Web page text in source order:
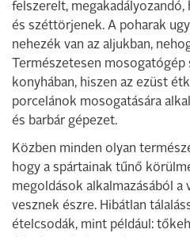
felszerelt, megakadályozandó,
és széttörjenek. A poharak
nehezék van az aljukban,
Természetesen mosogatógép
konyhában, hiszen az ezüst
porcelánok mosogatására
és barbár gépezet.
Közben minden olyan
hogy a spártainak tűnő
megoldások alkalmazásából a
vesznek észre. Hibátlan
ételcsodák, mint például: